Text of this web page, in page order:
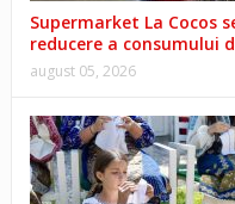
Supermarket La Cocos
reducere a consumului
august 05, 2026